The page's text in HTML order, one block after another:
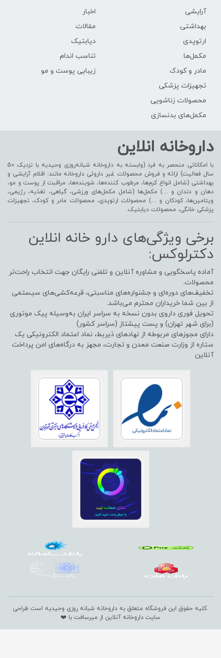
آرایشی
بهداشتی
ارتوپدی
مکمل‌ها
مادر و کودک
تجهیزات پزشکی
محصولات زناشویی
مکمل‌های بدنسازی
اخبار
مقالات
دیابتیک
تناسب اندام
زیبایی پوست و مو
داروخانه انلاین
با امکاناتی منحصر به فرد (وابسته به داروخانه شبانه‌روزی وحیدیه با نزدیک 50
سال فعالیت) ارائه و فروش محصولات غیر داروئی داروخانه مانند: اقلام آرایشی و
بهداشتی (شامل انواع کرم‌ها، مرطوب کننده‌ها، شوینده‌ها، مراقبت از پوست و مو،
دهان و دندان و …) مکمل‌ها (شامل مکمل‌های ورزشی، گیاهی، تغذیه، رژیمی،
ویتامین‌ها، کودکان و …) محصولات ارتوپدی، محصولات مادر و کودک، تجهیزات
پزشکی خانگی، محصولات دیابتیک.
برخی ویژگی‌های دارو خانه انلاین
دکترلوکس:
آماده پاسخگویی و مشاوره آنلاین و تلفنی رایگان جهت انتخاب راحت‌تر
محصولات.
تخفیف‌های دوره‌ای و جشنواره‌های مناسبتی، قرعه‌کشی‌های سیستمی
از بین شما خریداران محترم می‌باشد.
تحویل فوری داروی بدون نسخه به سراسر ایران به‌وسیله پیک موتوری
(برای شهر تهران) و پست پیشتاز (سراسر کشور)
دارای مجوزهای مربوطه از نهادهای ذیربط، نماد اعتماد الکترونیکی یک
ستاره از وزارت صنعت معدن و تجارت، مجهز به درگاه‌های امن پرداخت
آنلاین
.کلیه حقوق این فروشگاه متعلق به داروخانه شبانه روزی وحیدیه است طراحی
سایت داروخانه آنلاین از میرسافت با ❤️